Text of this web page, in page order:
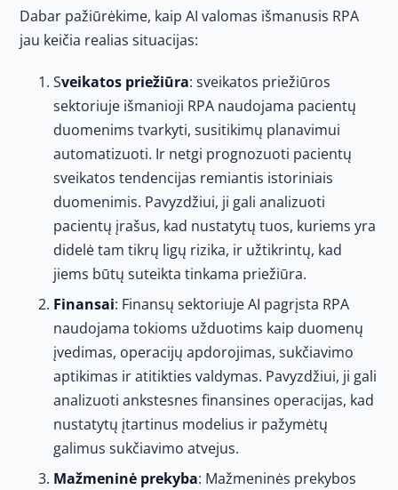
Dabar pažiūrėkime, kaip AI valomas išmanusis RPA
jau keičia realias situacijas:
Sveikatos priežiūra: sveikatos priežiūros
sektoriuje išmanioji RPA naudojama pacientų
duomenims tvarkyti, susitikimų planavimui
automatizuoti. Ir netgi prognozuoti pacientų
sveikatos tendencijas remiantis istoriniais
duomenimis. Pavyzdžiui, ji gali analizuoti
pacientų įrašus, kad nustatytų tuos, kuriems yra
didelė tam tikrų ligų rizika, ir užtikrintų, kad
jiems būtų suteikta tinkama priežiūra.
Finansai: Finansų sektoriuje AI pagrįsta RPA
naudojama tokioms užduotims kaip duomenų
įvedimas, operacijų apdorojimas, sukčiavimo
aptikimas ir atitikties valdymas. Pavyzdžiui, ji gali
analizuoti ankstesnes finansines operacijas, kad
nustatytų įtartinus modelius ir pažymėtų
galimus sukčiavimo atvejus.
Mažmeninė prekyba: Mažmeninės prekybos